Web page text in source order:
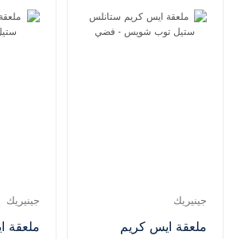
جينيريك
ملعقة ايس كريم
جينيريك
ملعقة